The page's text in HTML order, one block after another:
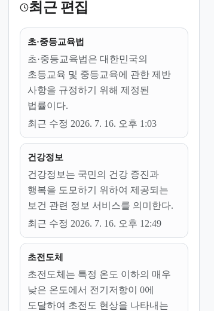
최근 편집
초·중등교육법
초·중등교육법은 대한민국의
초등교육 및 중등교육에 관한 제반
사항을 규정하기 위해 제정된
법률이다.
최근 수정 2026. 7. 16. 오후 1:03
건강정보
건강정보는 국민의 건강 증진과
행복을 도모하기 위하여 제공되는
보건 관련 정보 서비스를 의미한다.
최근 수정 2026. 7. 16. 오후 12:49
초전도체
초전도체는 특정 온도 이하의 매우
낮은 온도에서 전기저항이 0에
도달하여 초전도 현상을 나타내는